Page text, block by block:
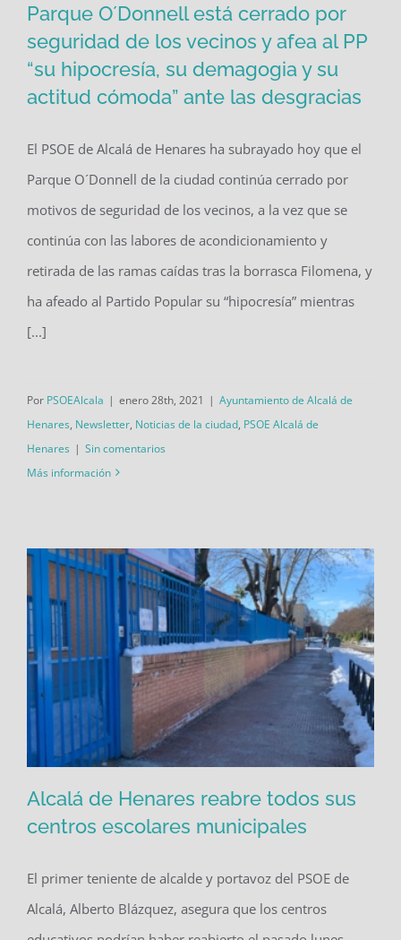
El PSOE de Alcalá subraya que el
Parque O´Donnell está cerrado por
seguridad de los vecinos y afea al PP
actitud cómoda” ante las desgracias
Parque O´Donnell está cerrado por
seguridad de los vecinos y afea al PP
“su hipocresía, su demagogia y su
actitud cómoda” ante las desgracias
El PSOE de Alcalá de Henares ha subrayado hoy que el
Parque O´Donnell de la ciudad continúa cerrado por
motivos de seguridad de los vecinos, a la vez que se
continúa con las labores de acondicionamiento y
retirada de las ramas caídas tras la borrasca Filomena, y
ha afeado al Partido Popular su “hipocresía” mientras
[...]
Por PSOEAlcala | enero 28th, 2021 | Ayuntamiento de Alcalá de
Henares, Newsletter, Noticias de la ciudad, PSOE Alcalá de
Henares | Sin comentarios
Más información
Alcalá de Henares reabre todos sus
centros escolares municipales
Alcalá de Henares reabre todos sus
centros escolares municipales
El primer teniente de alcalde y portavoz del PSOE de
Alcalá, Alberto Blázquez, asegura que los centros